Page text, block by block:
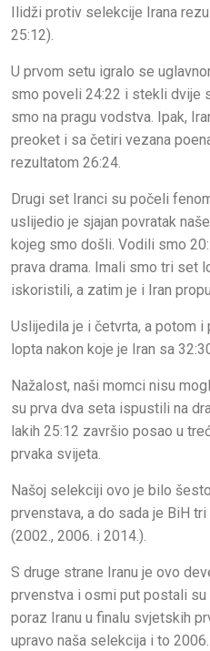
Ilidži protiv selekcije Irana
25:12).
U prvom setu igralo se
smo poveli 24:22 i stekli dvije
smo na pragu vodstva. Ipak,
preoket i sa četiri vezana
rezultatom 26:24.
Drugi set Iranci su počeli
uslijedio je sjajan povratak
kojeg smo došli. Vodili smo
prava drama. Imali smo tri set
iskoristili, a zatim je i Iran
Uslijedila je i četvrta, a potom
lopta nakon koje je Iran sa
Nažalost, naši momci nisu
su prva dva seta ispustili na
lakih 25:12 završio posao u
prvaka svijeta.
Našoj selekciji ovo je bilo
prvenstava, a do sada je BiH
(2002., 2006. i 2014.).
S druge strane Iranu je ovo
prvenstva i osmi put postali su
poraz Iranu u finalu svjetskih
upravo naša selekcija i to